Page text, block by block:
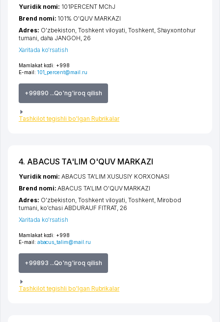
Mamlakat kodi: +998
E-mail: 101_percent@mail.ru
+99890 ...Qo'ng'iroq qilish
Tashkilot tegishli bo'lgan Rubrikalar
Yuridik nomi: 101PERCENT MChJ
Brend nomi: 101% O'QUV MARKAZI
Adres: O'zbekiston,Toshkent viloyati ,Toshkent, Shayxontohur
tumani daha JANGOH , 26
Xaritada ko'rsatish
4. ABACUS TA'LIM O'QUV MARKAZI
Mamlakat kodi: +998
E-mail: abacus_talim@mail.ru
+99893 ...Qo'ng'iroq qilish
Tashkilot tegishli bo'lgan Rubrikalar
Yuridik nomi:ABACUS TA'LIM XUSUSIY KORXONASI
Brend nomi:ABACUS TA'LIM O'QUV MARKAZI
Adres: O'zbekiston,Toshkent viloyati ,Toshkent, Mirobod
tumani ko'chasi ABDURAUF FITRAT , 26
Xaritada ko'rsatish